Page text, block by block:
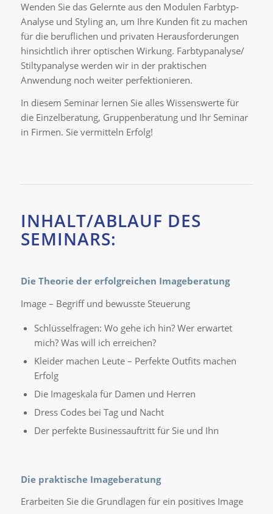
Wenden Sie das Gelernte aus den Modulen Farbtyp-
Analyse und Styling an, um Ihre Kunden fit zu machen
für die beruflichen und privaten Herausforderungen
hinsichtlich ihrer optischen Wirkung. Farbtypanalyse/
Stiltypanalyse werden wir in der praktischen
Anwendung noch weiter perfektionieren.
In diesem Seminar lernen Sie alles Wissenswerte für
die Einzelberatung, Gruppenberatung und Ihr Seminar
in Firmen. Sie vermitteln Erfolg!
INHALT/ABLAUF DES
SEMINARS:
Die Theorie der erfolgreichen Imageberatung
Image – Begriff und bewusste Steuerung
Schlüsselfragen: Wo gehe ich hin? Wer erwartet
mich? Was will ich erreichen?
Kleider machen Leute – Perfekte Outfits machen
Erfolg
Die Imageskala für Damen und Herren
Dress Codes bei Tag und Nacht
Der perfekte Businessauftritt für Sie und Ihn
Die praktische Imageberatung
Erarbeiten Sie die Grundlagen für ein positives Image